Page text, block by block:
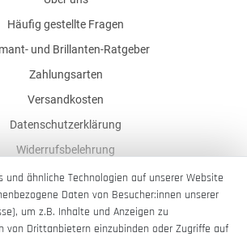
Häufig gestellte Fragen
und Brillanten-Ratgeber
Zahlungsarten
Versandkosten
Datenschutzerklärung
Widerrufsbelehrung
AGB
Impressum
Barrierefreiheitserklärung
und ähnliche Technologien auf unserer Website
Daten von Besucher:innen unserer
um z.B. Inhalte und Anzeigen zu
von Drittanbietern einzubinden oder Zugriffe auf